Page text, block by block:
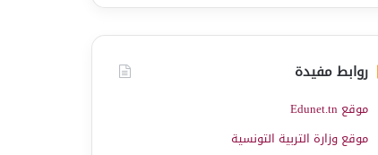
روابط مفيدة
موقع Edunet.tn
موقع وزارة التربية التونسية